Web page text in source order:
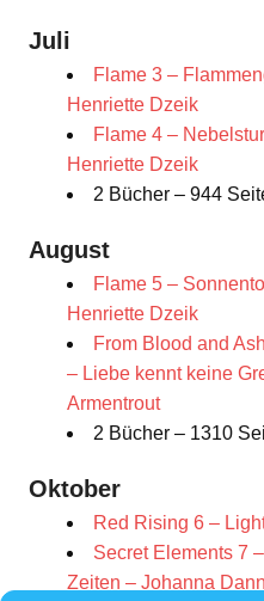
Juli
Flame 3 –
Henriette Dzeik
Flame 4 –
Henriette Dzeik
2 Bücher – 944
August
Flame 5 –
Henriette Dzeik
From Blood and
– Liebe kennt keine
Armentrout
2 Bücher – 1310
Oktober
Red Rising 6 –
Secret Elements 7
Zeiten – Johanna